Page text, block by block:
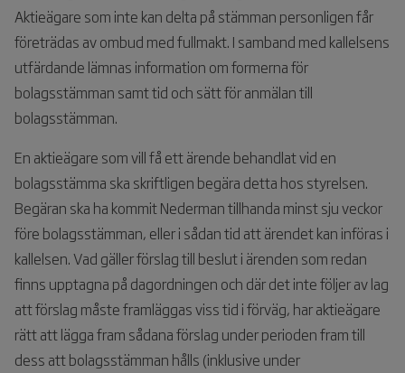
Aktieägare som inte kan delta på stämman personligen får
företrädas av ombud med fullmakt. I samband med kallelsens
utfärdande lämnas information om formerna för
bolagsstämman samt tid och sätt för anmälan till
bolagsstämman.
En aktieägare som vill få ett ärende behandlat vid en
bolagsstämma ska skriftligen begära detta hos styrelsen.
Begäran ska ha kommit Nederman tillhanda minst sju veckor
före bolagsstämman, eller i sådan tid att ärendet kan införas i
kallelsen. Vad gäller förslag till beslut i ärenden som redan
finns upptagna på dagordningen och där det inte följer av lag
att förslag måste framläggas viss tid i förväg, har aktieägare
rätt att lägga fram sådana förslag under perioden fram till
dess att bolagsstämman hålls (inklusive under